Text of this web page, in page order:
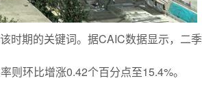
时期的关键词。据CAIC数据显示，二季
则环比增涨0.42个百分点至15.4%。